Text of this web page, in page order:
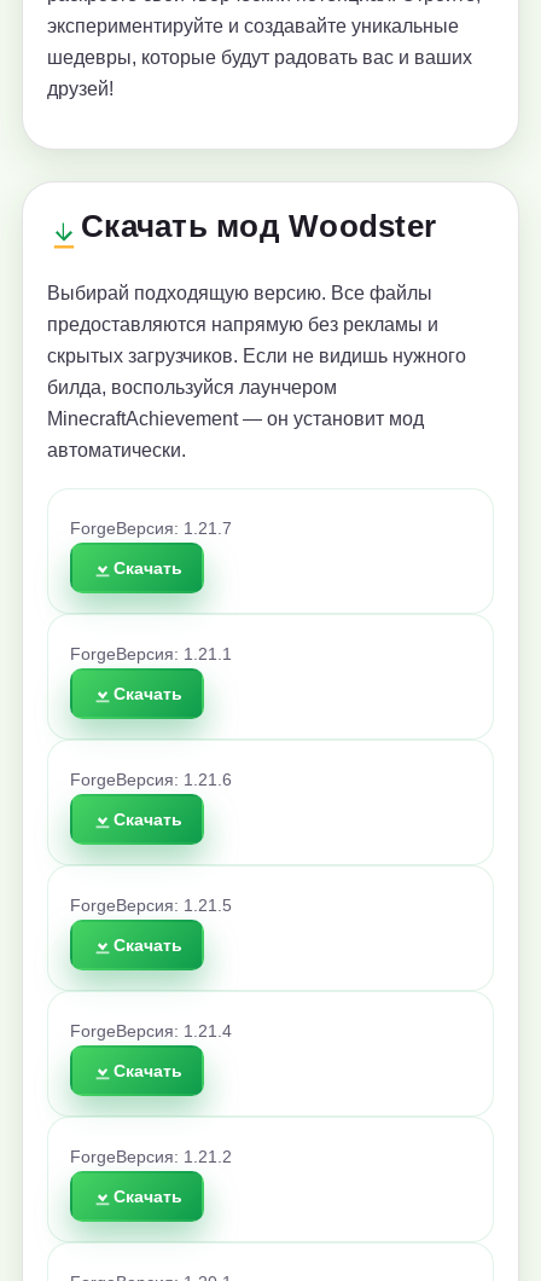
экспериментируйте и создавайте уникальные
шедевры, которые будут радовать вас и ваших
друзей!
Скачать мод Woodster
Выбирай подходящую версию. Все файлы
предоставляются напрямую без рекламы и
скрытых загрузчиков. Если не видишь нужного
билда, воспользуйся лаунчером
MinecraftAchievement — он установит мод
автоматически.
Forge Версия: 1.21.7
Скачать
Forge Версия: 1.21.1
Скачать
Forge Версия: 1.21.6
Скачать
Forge Версия: 1.21.5
Скачать
Forge Версия: 1.21.4
Скачать
Forge Версия: 1.21.2
Скачать